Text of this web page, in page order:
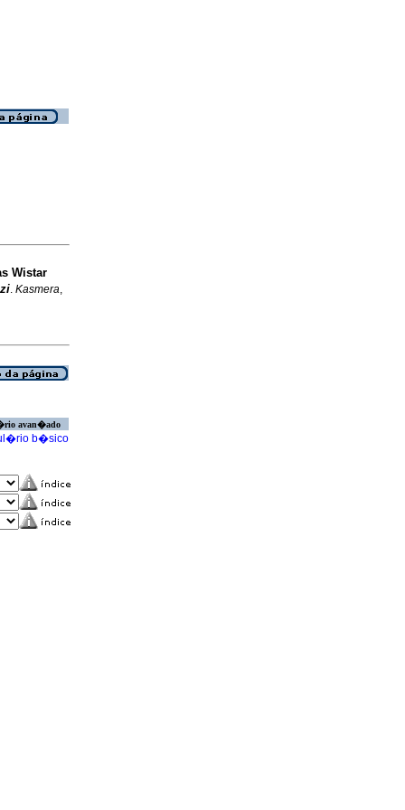
Wistar
. Kasmera,
avan�ado
b�sico